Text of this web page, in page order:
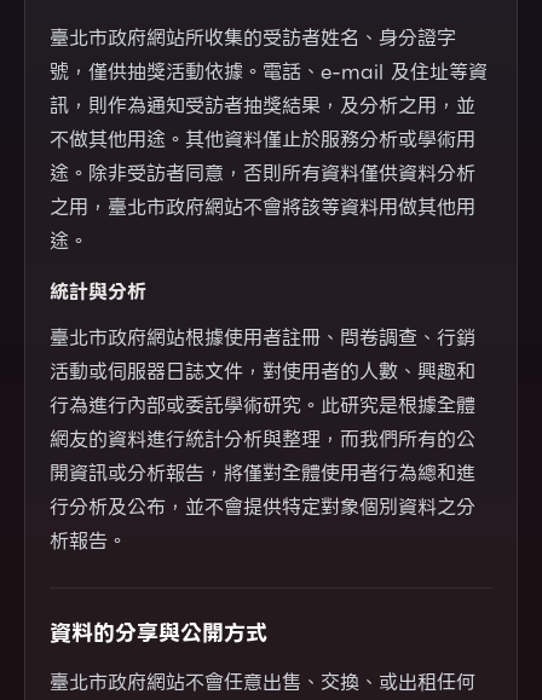
臺北市政府網站所收集的受訪者姓名、身分證字
號，僅供抽獎活動依據。電話、e-mail 及住址等資
訊，則作為通知受訪者抽獎結果，及分析之用，並
不做其他用途。其他資料僅止於服務分析或學術用
途。除非受訪者同意，否則所有資料僅供資料分析
之用，臺北市政府網站不會將該等資料用做其他用
途。
統計與分析
臺北市政府網站根據使用者註冊、問卷調查、行銷
活動或伺服器日誌文件，對使用者的人數、興趣和
行為進行內部或委託學術研究。此研究是根據全體
網友的資料進行統計分析與整理，而我們所有的公
開資訊或分析報告，將僅對全體使用者行為總和進
行分析及公布，並不會提供特定對象個別資料之分
析報告。
資料的分享與公開方式
臺北市政府網站不會任意出售、交換、或出租任何